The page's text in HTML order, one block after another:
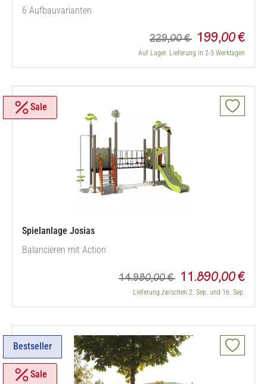
6 Aufbauvarianten
229,00 € 199,00 €
Auf Lager. Lieferung in 2-3 Werktagen
Sale
Spielanlage Josias
Balancieren mit Action
14.980,00 € 11.890,00 €
Lieferung zwischen 2. Sep. und 16. Sep.
Bestseller
Sale